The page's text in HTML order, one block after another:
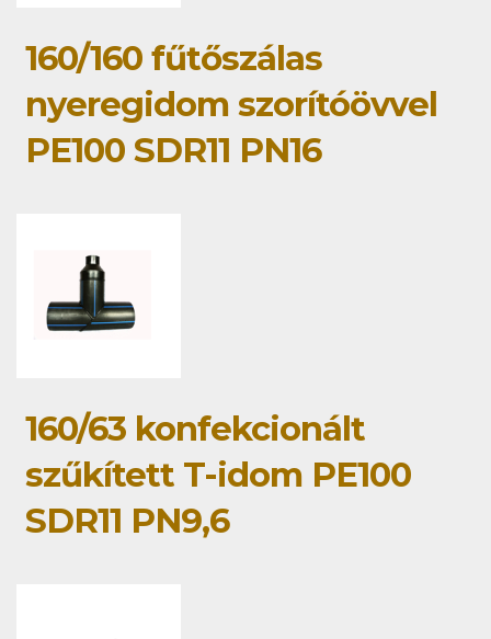
160/160 fűtőszálas
nyeregidom szorítóövvel
PE100 SDR11 PN16
160/63 konfekcionált
szűkített T-idom PE100
SDR11 PN9,6